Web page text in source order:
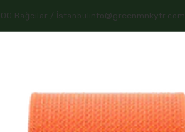
Bağcılar / İstanbulinfo@greenmnkytr.com